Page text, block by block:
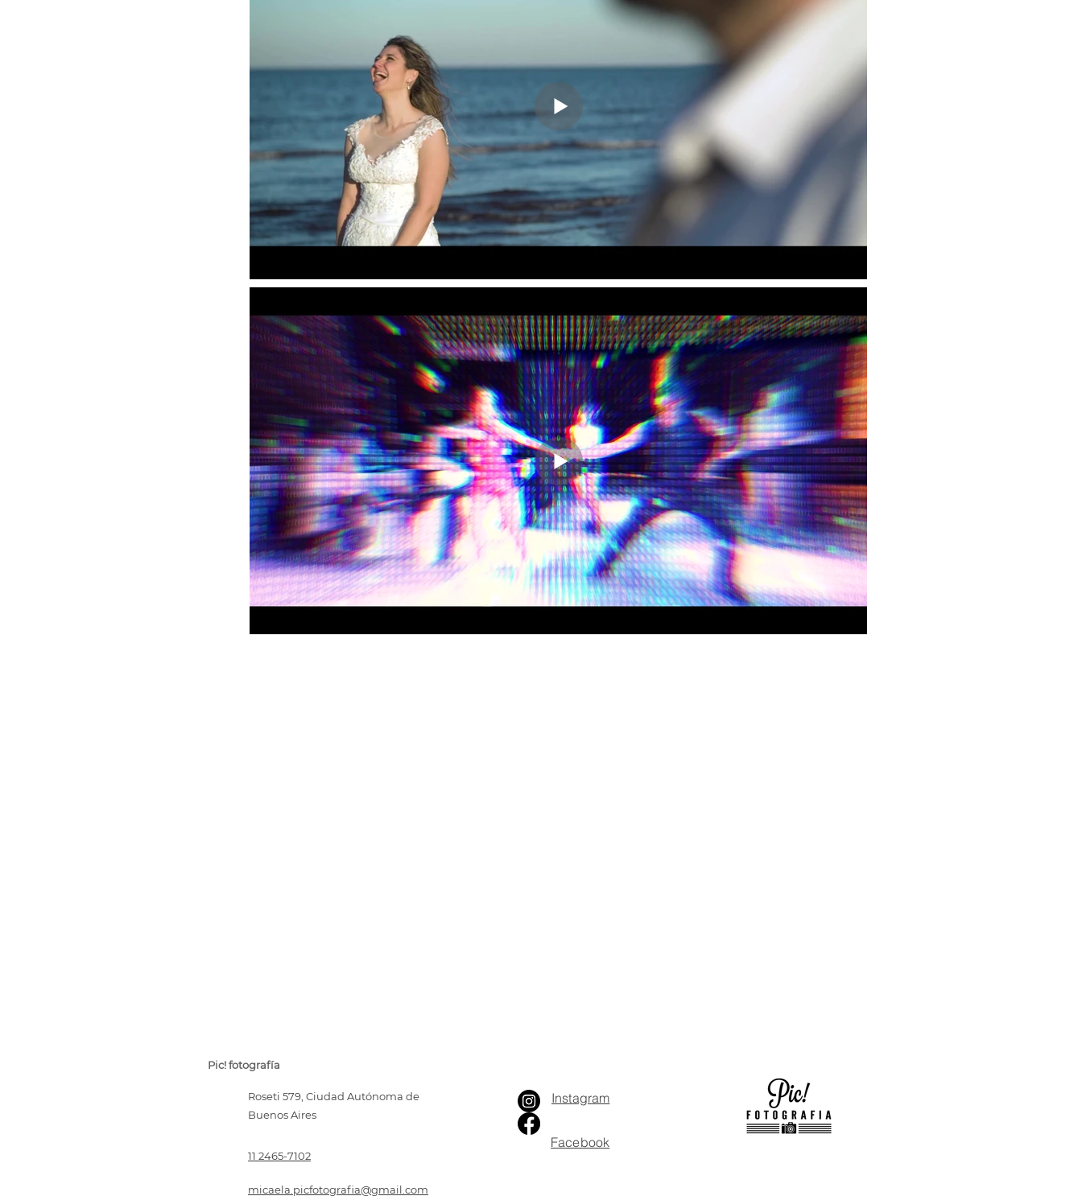
Pic! fotografía
Roseti 579, Ciudad Autónoma de
Buenos Aires
11 2465-7102
micaela.picfotografia@gmail.com
Instagram
Facebook